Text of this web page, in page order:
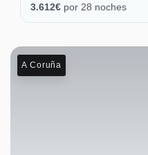
3.612€ por 28 noches
A Coruña